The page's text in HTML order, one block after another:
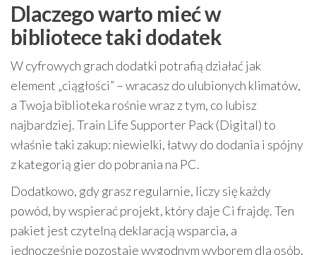
Dlaczego warto mieć w
bibliotece taki dodatek
W cyfrowych grach dodatki potrafią działać jak
element „ciągłości” – wracasz do ulubionych klimatów,
a Twoja biblioteka rośnie wraz z tym, co lubisz
najbardziej. Train Life Supporter Pack (Digital) to
właśnie taki zakup: niewielki, łatwy do dodania i spójny
z kategorią gier do pobrania na PC.
Dodatkowo, gdy grasz regularnie, liczy się każdy
powód, by wspierać projekt, który daje Ci frajdę. Ten
pakiet jest czytelną deklaracją wsparcia, a
jednocześnie pozostaje wygodnym wyborem dla osób,